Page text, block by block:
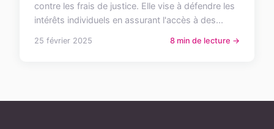
contre les frais de justice. Elle vise à défendre les
intérêts individuels en assurant l'accès à des...
25 février 2025 8 min de lecture →